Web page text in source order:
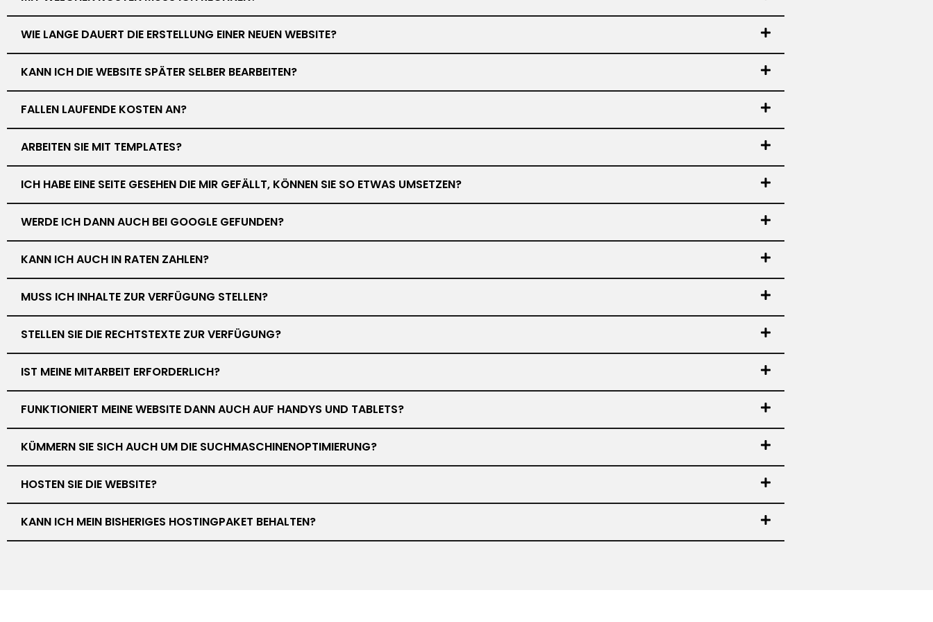
WIE LANGE DAUERT DIE ERSTELLUNG EINER NEUEN WEBSITE?
KANN ICH DIE WEBSITE SPÄTER SELBER BEARBEITEN?
FALLEN LAUFENDE KOSTEN AN?
ARBEITEN SIE MIT TEMPLATES?
ICH HABE EINE SEITE GESEHEN DIE MIR GEFÄLLT, KÖNNEN SIE SO ETWAS UMSETZEN?
WERDE ICH DANN AUCH BEI GOOGLE GEFUNDEN?
KANN ICH AUCH IN RATEN ZAHLEN?
MUSS ICH INHALTE ZUR VERFÜGUNG STELLEN?
STELLEN SIE DIE RECHTSTEXTE ZUR VERFÜGUNG?
IST MEINE MITARBEIT ERFORDERLICH?
FUNKTIONIERT MEINE WEBSITE DANN AUCH AUF HANDYS UND TABLETS?
KÜMMERN SIE SICH AUCH UM DIE SUCHMASCHINENOPTIMIERUNG?
HOSTEN SIE DIE WEBSITE?
KANN ICH MEIN BISHERIGES HOSTINGPAKET BEHALTEN?